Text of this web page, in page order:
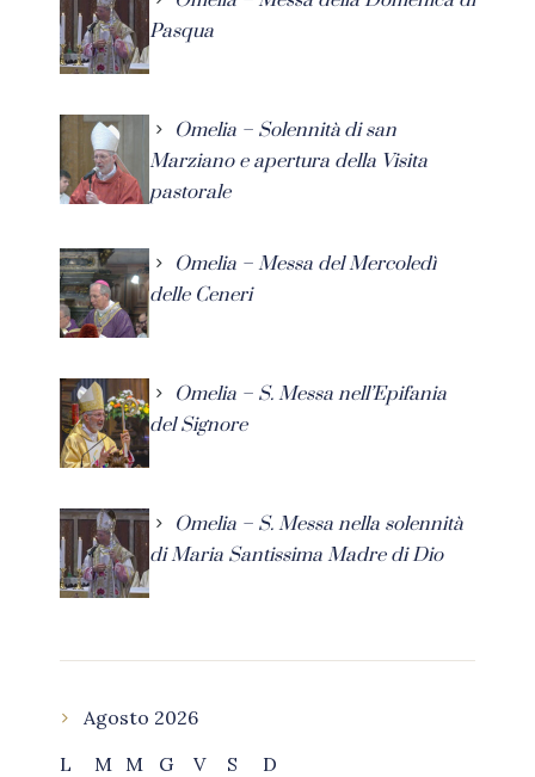
Pasqua
Omelia – Solennità di san
Marziano e apertura della Visita
pastorale
Omelia – Messa del Mercoledì
delle Ceneri
Omelia – S. Messa nell’Epifania
del Signore
Omelia – S. Messa nella solennità
di Maria Santissima Madre di Dio
Agosto 2026
L
M M G V S
D